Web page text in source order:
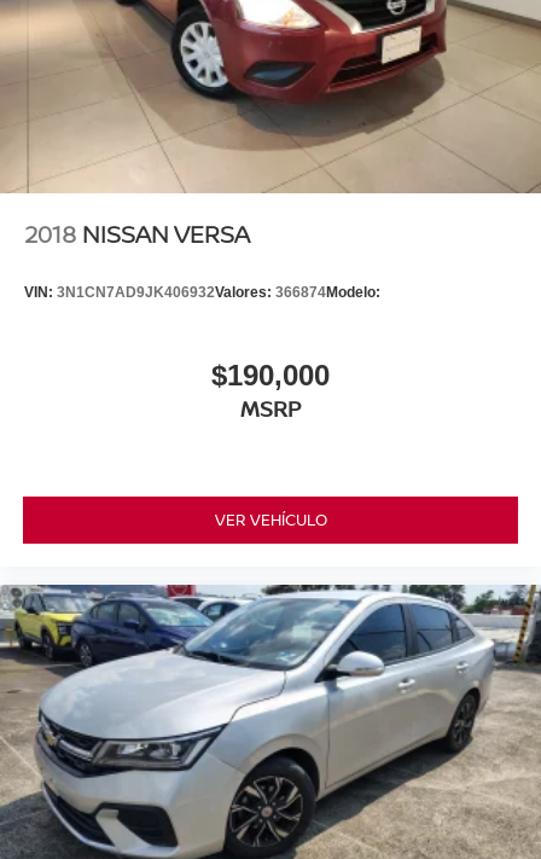
2018 NISSAN VERSA
VIN: 3N1CN7AD9JK406932Valores: 366874Modelo:
$190,000
MSRP
VER VEHÍCULO